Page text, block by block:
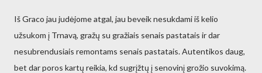
Iš Graco jau judėjome atgal, jau beveik nesukdami iš kelio
užsukom į Trnavą, gražų su gražiais senais pastatais ir dar
nesubrendusiais remontams senais pastatais. Autentikos daug,
bet dar poros kartų reikia, kd sugrįžtų į senovinį grožio suvokimą.